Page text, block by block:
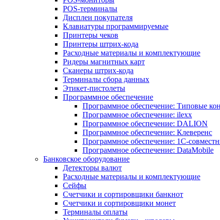
POS-терминалы
Дисплеи покупателя
Клавиатуры программируемые
Принтеры чеков
Принтеры штрих-кода
Расходные материалы и комплектующие
Ридеры магнитных карт
Сканеры штрих-кода
Терминалы сбора данных
Этикет-пистолеты
Программное обеспечение
Программное обеспечение: Типовые
Программное обеспечение: ilexx
Программное обеспечение: DALION
Программное обеспечение: Клеверенс
Программное обеспечение: 1С-
Программное обеспечение: DataMobile
Банковское оборудование
Детекторы валют
Расходные материалы и комплектующие
Сейфы
Счетчики и сортировщики банкнот
Счетчики и сортировщики монет
Терминалы оплаты